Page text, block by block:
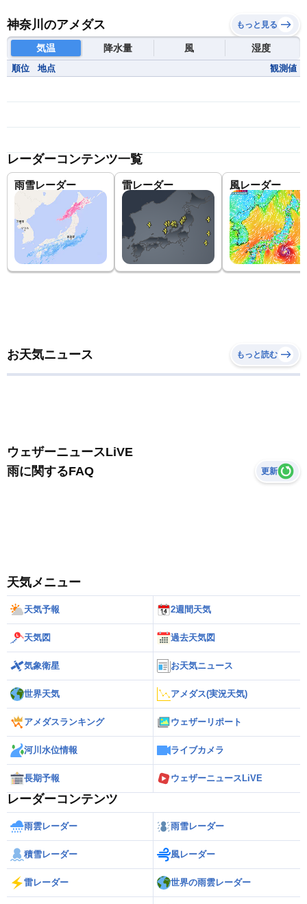
神奈川のアメダス もっと見る
気温 降水量 風 湿度
順位 地点 観測値
レーダーコンテンツ一覧
雨雪レーダー 雷レーダー 風レーダー
お天気ニュース もっと読む
ウェザーニュースLiVE
雨に関するFAQ
更新
天気メニュー
天気予報 2週間天気
天気図 過去天気図
気象衛星 お天気ニュース
世界天気 アメダス(実況天気)
アメダスランキング ウェザーリポート
河川水位情報 ライブカメラ
長期予報 ウェザーニュースLiVE
レーダーコンテンツ
雨雲レーダー 雨雪レーダー
積雪レーダー 風レーダー
雷レーダー 世界の雨雲レーダー